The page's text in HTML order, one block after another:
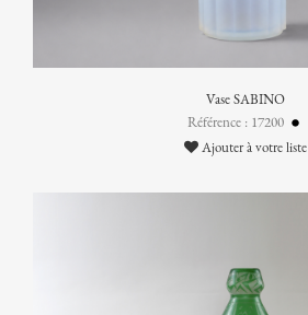
Vase SABINO
Référence : 17200
Ajouter à votre liste